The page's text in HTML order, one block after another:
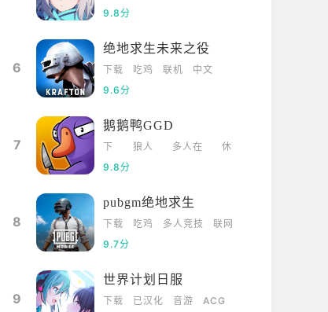
9.8分
6
绝地求生未来之役
下载 吃鸡 联机
中文
9.6分
7
鹅鹅鸭GGD
下
狼人
多人在
休
9.8分
8
pubgm绝地求生
下载 吃鸡 多人竞技
联网
9.7分
9
世界计划日服
下载 已汉化 音游
ACG